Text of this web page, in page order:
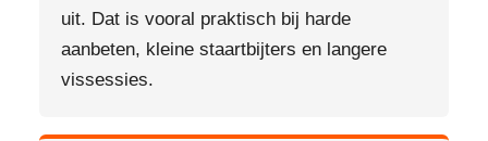
uit. Dat is vooral praktisch bij harde
aanbeten, kleine staartbijters en langere
vissessies.